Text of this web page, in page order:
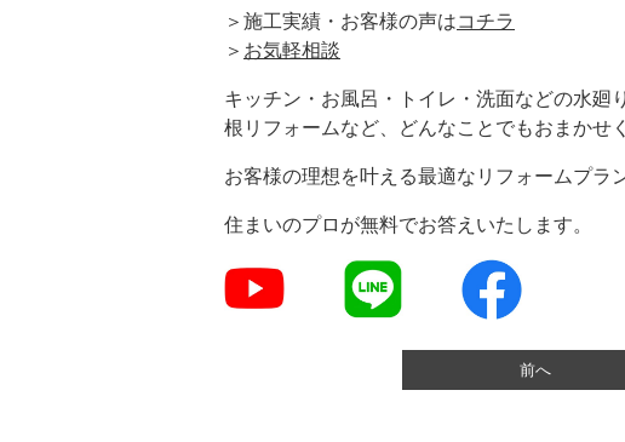
＞施工実績・お客様の声はコチラ
＞ お気軽相談
キッチン・お風呂・トイレ・洗面などの水
根リフォームなど、どんなことでもおまかせ
お客様の理想を叶える最適なリフォームプラ
住まいのプロが無料でお答えいたします。
前へ